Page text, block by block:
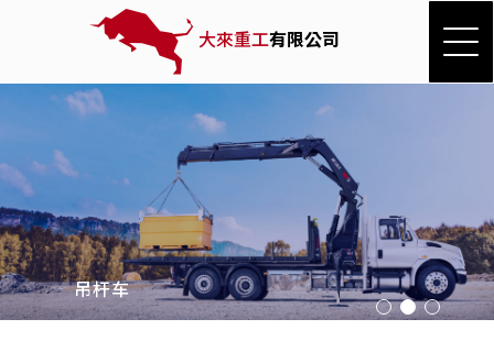
大來重工有限公司
吊杆车